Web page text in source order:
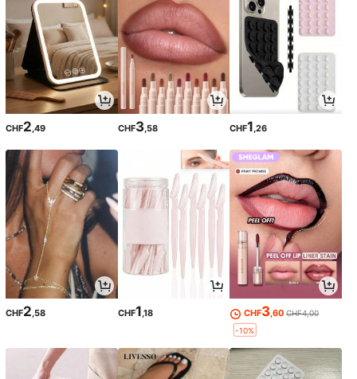
CHF2,49 CHF3,58 CHF1,26
CHF2,58 CHF1,18 CHF3,60 CHF4,00
-10%